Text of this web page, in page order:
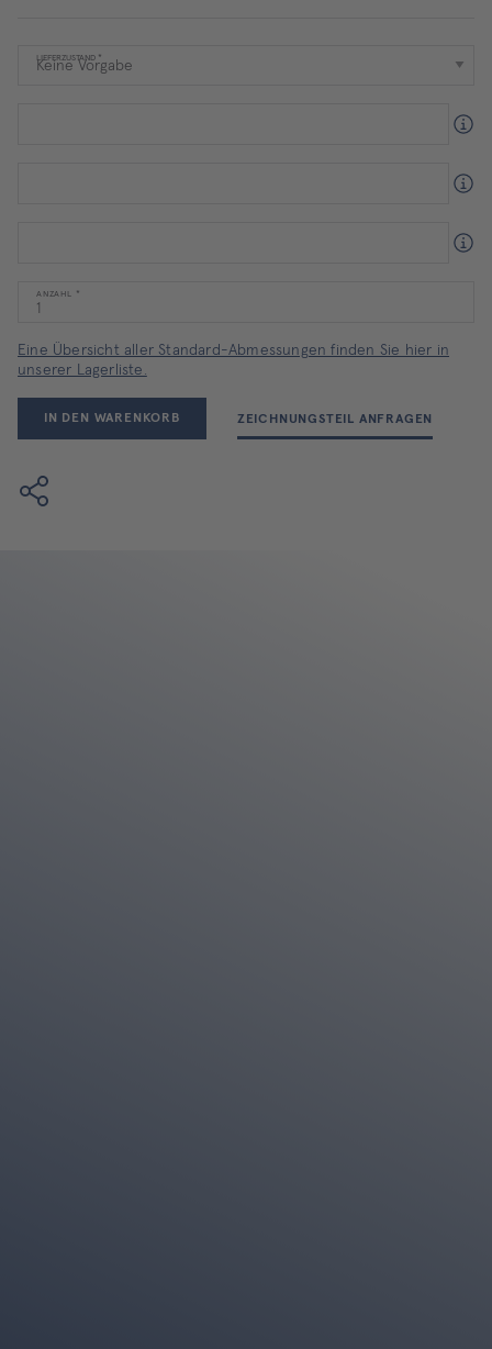
LIEFERZUSTAND
ANZAHL
Eine Übersicht aller Standard-Abmessungen finden Sie hier in
unserer Lagerliste.
IN DEN WARENKORB ZEICHNUNGSTEIL ANFRAGEN